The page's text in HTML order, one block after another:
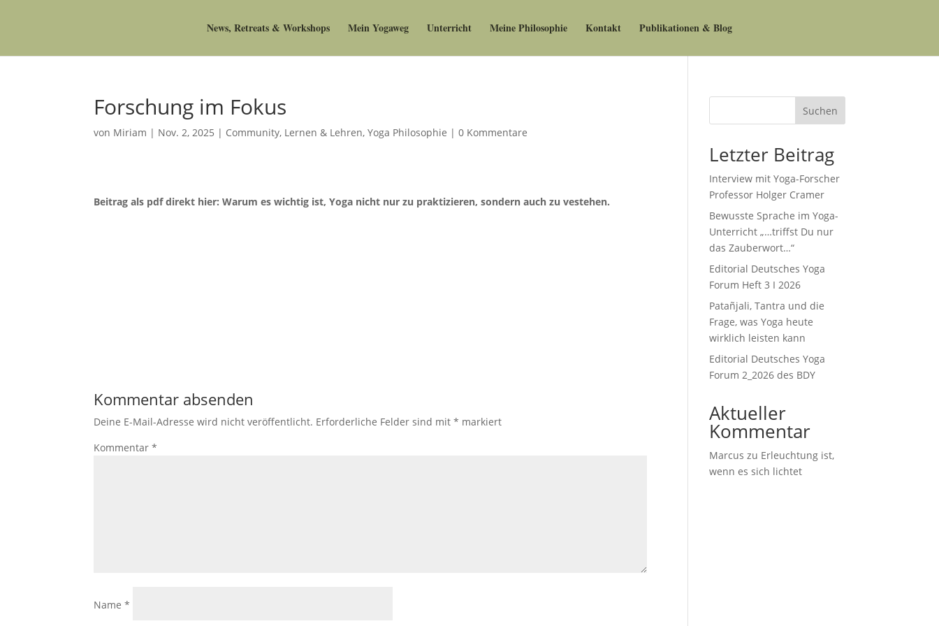
News, Retreats & Workshops Mein Yogaweg Unterricht Meine Philosophie Kontakt Publikationen & Blog
Forschung im Fokus
von Miriam | Nov. 2, 2025 | Community, Lernen & Lehren,Yoga Philosophie |0 Kommentare
Beitrag als pdf direkt hier: Warum es wichtig ist, Yoga nicht nur zu praktizieren, sondern auch zu vestehen.
Kommentar absenden
Deine E-Mail-Adresse wird nicht veröffentlicht. Erforderliche Felder sind mit* markiert
Kommentar*
Name*
Suchen
Letzter Beitrag
Interview mit Yoga-Forscher
Professor Holger Cramer
Bewusste Sprache im Yoga-
Unterricht „…triffst Du nur
das Zauberwort…“
Editorial Deutsches Yoga
Forum Heft 3 I 2026
Patañjali, Tantra und die
Frage, was Yoga heute
wirklich leisten kann
Editorial Deutsches Yoga
Forum 2_2026 des BDY
Aktueller
Kommentar
Marcus zu Erleuchtung ist,
wenn es sich lichtet